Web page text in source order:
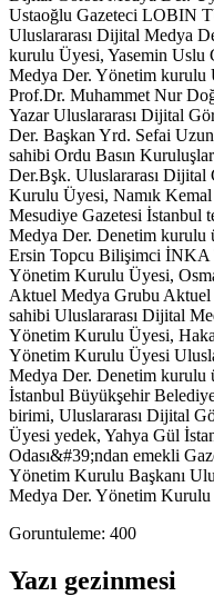
Ustaoğlu Gazeteci LOBIN
Uluslararası Dijital Medya
kurulu Üyesi, Yasemin Uslu
Medya Der. Yönetim kurulu
Prof.Dr. Muhammet Nur
Yazar Uluslararası Dijital
Der. Başkan Yrd. Sefai
sahibi Ordu Basın
Der.Bşk. Uluslararası
Kurulu Üyesi, Namık
Mesudiye Gazetesi İstanbul
Medya Der. Denetim kurulu
Ersin Topcu Bilişimci İNKA
Yönetim Kurulu Üyesi,
Aktuel Medya Grubu
sahibi Uluslararası Dijital
Yönetim Kurulu Üyesi,
Yönetim Kurulu Üyesi
Medya Der. Denetim kurulu
İstanbul Büyükşehir
birimi, Uluslararası Dijital
Üyesi yedek, Yahya Gül
Odası&#39;ndan emekli
Yönetim Kurulu Başkanı
Medya Der. Yönetim Kurulu
Goruntuleme: 400
Yazı gezinmesi